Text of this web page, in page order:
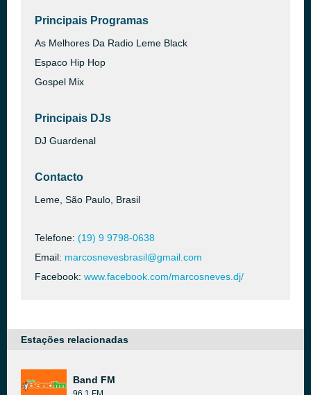
Principais Programas
As Melhores Da Radio Leme Black
Espaco Hip Hop
Gospel Mix
Principais DJs
DJ Guardenal
Contacto
Leme, São Paulo, Brasil
Telefone: (19) 9 9798-0638
Email: marcosnevesbrasil@gmail.com
Facebook: www.facebook.com/marcosneves.dj/
Estações relacionadas
Band FM